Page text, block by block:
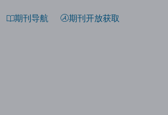
期刊导航 期刊开放获取